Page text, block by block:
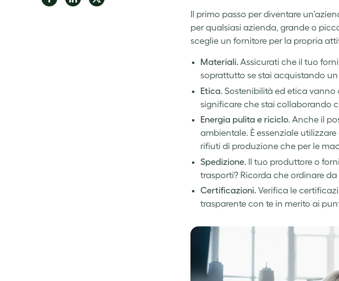
Il primo passo per diventare
per qualsiasi azienda, grande o
sceglie un fornitore per la propria
Materiali.Assicurati che il tuo
soprattutto se stai acquistando
Etica. Sostenibilità ed etica
significare che stai collaborando
Energia pulita e riciclo. Anche il
ambientale. È essenziale
rifiuti di produzione che per le
Spedizione. Il tuo produttore o
trasporti? Ricorda che ordinare
Certificazioni.Verifica le
trasparente con te in merito ai